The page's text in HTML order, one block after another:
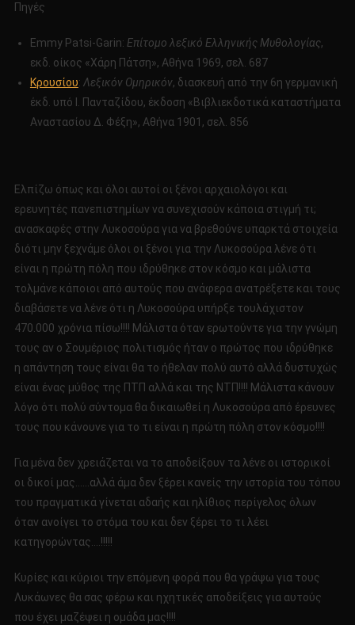
Πηγές
Emmy Patsi-Garin: Επίτομο λεξικό Ελληνικής Μυθολογίας,
εκδ. οίκος «Χάρη Πάτση», Αθήνα 1969, σελ. 687
Κρουσίου: Λεξικόν Ομηρικόν, διασκευή από την 6η γερμανική
έκδ. υπό Ι. Πανταζίδου, έκδοση «Βιβλιεκδοτικά καταστήματα
Αναστασίου Δ. Φέξη», Αθήνα 1901, σελ. 856
Ελπίζω όπως και όλοι αυτοί οι ξένοι αρχαιολόγοι και
ερευνητές πανεπιστημίων να συνεχισούν κάποια στιγμή τι;
ανασκαφές στην Λυκοσούρα για να βρεθούνε υπαρκτά στοιχεία
διότι μην ξεχνάμε όλοι οι ξένοι για την Λυκοσούρα λένε ότι
είναι η πρώτη πόλη που ιδρύθηκε στον κόσμο και μάλιστα
τολμάνε κάποιοι από αυτούς που ανάφερα ανατρέξετε και τους
διαβάσετε να λένε ότι η Λυκοσούρα υπήρξε τουλάχιστον
470.000 χρόνια πίσω!!!! Μάλιστα όταν ερωτούντε για την γνώμη
τους αν ο Σουμέριος πολιτισμός ήταν ο πρώτος που ιδρύθηκε
η απάντηση τους είναι θα το ήθελαν πολύ αυτό αλλά δυστυχώς
είναι ένας μύθος της ΠΤΠ αλλά και της ΝΤΠ!!!! Μάλιστα κάνουν
λόγο ότι πολύ σύντομα θα δικαιωθεί η Λυκοσούρα από έρευνες
τους που κάνουνε για το τι είναι η πρώτη πόλη στον κόσμο!!!!
Για μένα δεν χρειάζεται να το αποδείξουν τα λένε οι ιστορικοί
οι δικοί μας……αλλά άμα δεν ξέρει κανείς την ιστορία του τόπου
του πραγματικά γίνεται αδαής και ηλίθιος περίγελος όλων
όταν ανοίγει το στόμα του και δεν ξέρει το τι λέει
κατηγορώντας….!!!!!
Κυρίες και κύριοι την επόμενη φορά που θα γράψω για τους
Λυκάωνες θα σας φέρω και ηχητικές αποδείξεις για αυτούς
που έχει μαζέψει η ομάδα μας!!!!